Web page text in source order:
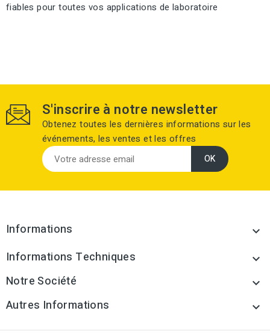
fiables pour toutes vos applications de laboratoire
S'inscrire à notre newsletter
Obtenez toutes les dernières informations sur les
événements, les ventes et les offres
Informations 
Informations Techniques 
Notre Société 
Autres Informations 